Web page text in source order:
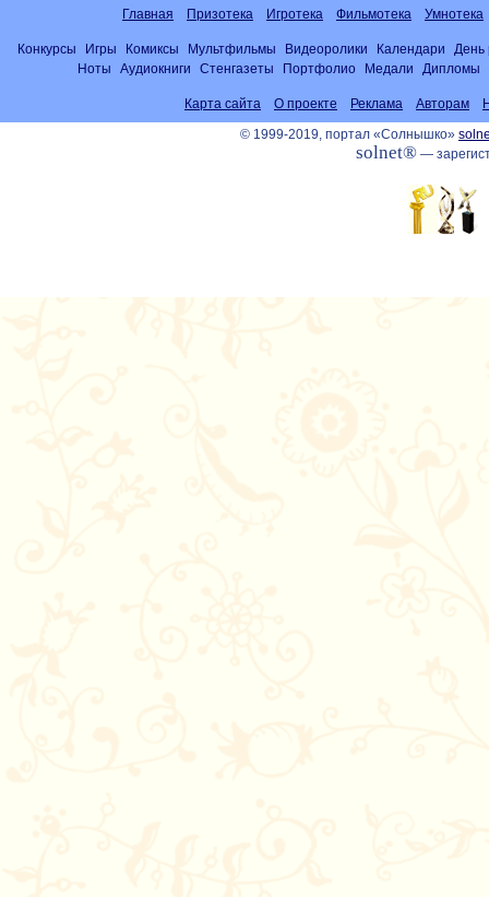
Главная Призотека Игротека Фильмотека Умнотека
Конкурсы Игры Комиксы Мультфильмы Видеоролики Календари
День
Ноты
Аудиокниги Стенгазеты Портфолио Медали Дипломы
Карта сайта О проекте Реклама Авторам
© 1999-2019, портал «Солнышко»
solnet®—